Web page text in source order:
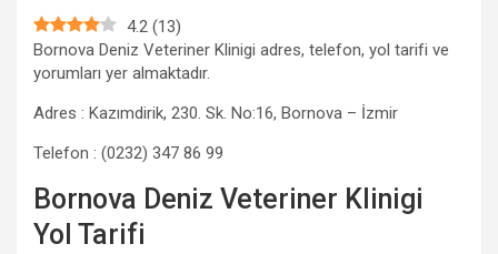
4.2 (13)
Bornova Deniz Veteriner Klinigi adres, telefon, yol tarifi ve
yorumları yer almaktadır.
Adres : Kazımdirik, 230. Sk. No:16, Bornova – İzmir
Telefon : (0232) 347 86 99
Bornova Deniz Veteriner Klinigi
Yol Tarifi